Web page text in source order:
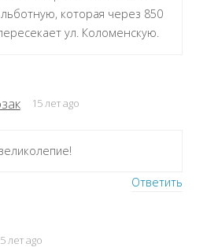
которая через 850
ул. Коломенскую.
15 лет ago
Ответить
лет ago